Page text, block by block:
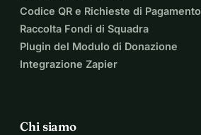
Codice QR e Richieste di Pagamento
Raccolta Fondi di Squadra
Plugin del Modulo di Donazione
Integrazione Zapier
Chi siamo